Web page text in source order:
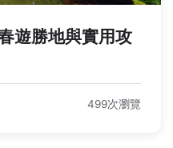
遊勝地與實用攻
499次瀏覽